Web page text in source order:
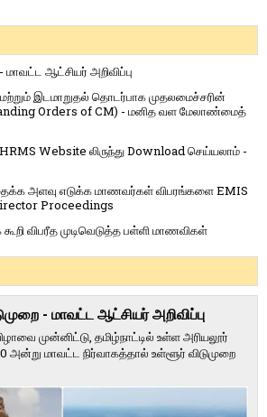
ஆட்சியர் அறிவிப்பு
மற்றும் இடமாறுதல் தொடர்பாக முதலமைச்சரின்
Orders of CM) - மனித வள மேலாண்மைத்
Website லிருந்து Download செய்யலாம் -
அளவு எடுக்க மாணவர்கள் விபரங்களை EMIS
Proceedings
விபரீத முடிவெடுத்த பள்ளி மாணவிகள்
- மாவட்ட ஆட்சியர் அறிவிப்பு
முன்னிட்டு, தமிழ்நாட்டில் உள்ள அரியலூர்
அன்று மாவட்ட நிர்வாகத்தால் உள்ளூர் விடுமுறை